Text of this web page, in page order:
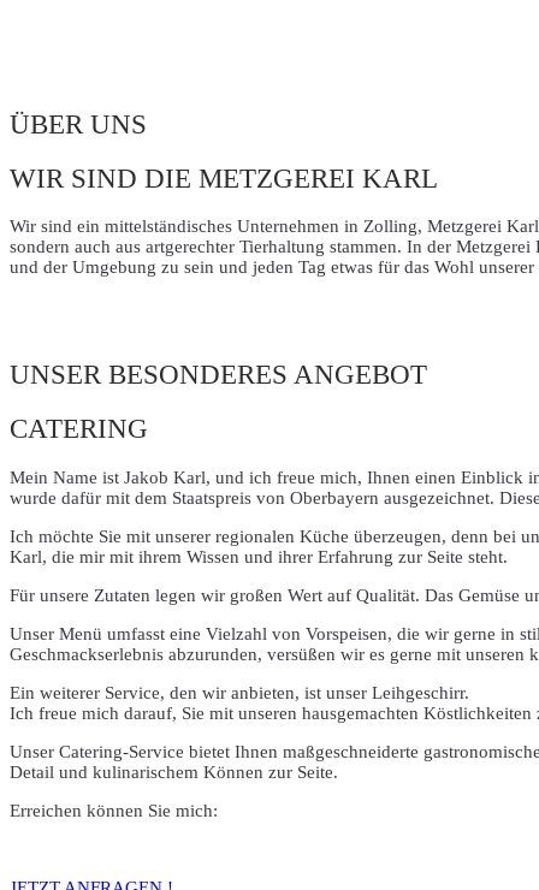
ÜBER UNS
WIR SIND DIE METZGEREI KARL
Wir sind ein mittelständisches Unternehmen in Zolling, Metzgerei
sondern auch aus artgerechter Tierhaltung stammen. In der
und der Umgebung zu sein und jeden Tag etwas für das Wohl
UNSER BESONDERES ANGEBOT
CATERING
Mein Name ist Jakob Karl, und ich freue mich, Ihnen einen Einblick
wurde dafür mit dem Staatspreis von Oberbayern ausgezeichnet.
Ich möchte Sie mit unserer regionalen Küche überzeugen, denn bei
Karl, die mir mit ihrem Wissen und ihrer Erfahrung zur Seite steht.
Für unsere Zutaten legen wir großen Wert auf Qualität. Das Gemüse
Unser Menü umfasst eine Vielzahl von Vorspeisen, die wir gerne in
Geschmackserlebnis abzurunden, versüßen wir es gerne mit
Ein weiterer Service, den wir anbieten, ist unser Leihgeschirr.
Ich freue mich darauf, Sie mit unseren hausgemachten
Unser Catering-Service bietet Ihnen maßgeschneiderte
Detail und kulinarischem Können zur Seite.
Erreichen können Sie mich: